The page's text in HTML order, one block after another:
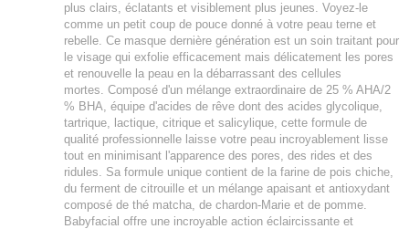
plus clairs, éclatants et visiblement plus jeunes. Voyez-le
comme un petit coup de pouce donné à votre peau terne et
rebelle. Ce masque dernière génération est un soin traitant pour
le visage qui exfolie efficacement mais délicatement les pores
et renouvelle la peau en la débarrassant des cellules
mortes. Composé d'un mélange extraordinaire de 25 % AHA/2
% BHA, équipe d'acides de rêve dont des acides glycolique,
tartrique, lactique, citrique et salicylique, cette formule de
qualité professionnelle laisse votre peau incroyablement lisse
tout en minimisant l'apparence des pores, des rides et des
ridules. Sa formule unique contient de la farine de pois chiche,
du ferment de citrouille et un mélange apaisant et antioxydant
composé de thé matcha, de chardon-Marie et de pomme.
Babyfacial offre une incroyable action éclaircissante et